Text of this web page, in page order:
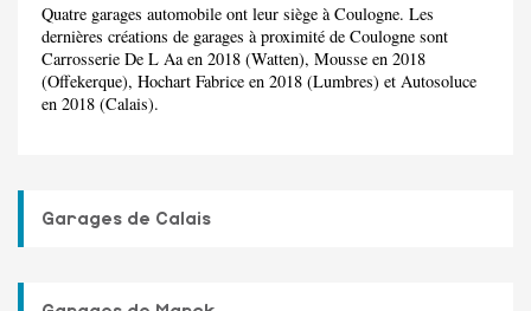
Quatre garages automobile ont leur siège à Coulogne. Les
dernières créations de garages à proximité de Coulogne sont
Carrosserie De L Aa en 2018 (Watten), Mousse en 2018
(Offekerque), Hochart Fabrice en 2018 (Lumbres) et Autosoluce
en 2018 (Calais).
Garages de Calais